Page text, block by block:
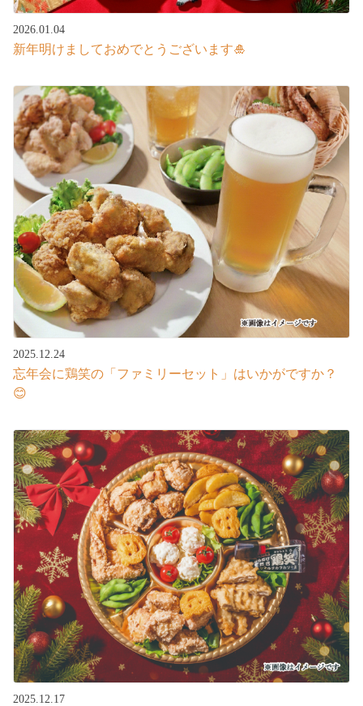
2026.01.04
新年明けましておめでとうございます🎍
2025.12.24
忘年会に鶏笑の「ファミリーセット」はいかがですか？
😊
2025.12.17